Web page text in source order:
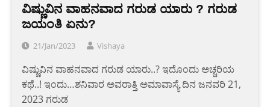
ವಿಷ್ಣುವಿನ ವಾಹನವಾದ ಗರುಡ ಯಾರು ? ಗರುಡ
ಜಯಂತಿ ಏನು?
21/Jan/2023 Vishaya
ವಿಷ್ಣುವಿನ ವಾಹನವಾದ ಗರುಡ ಯಾರು..? ಇದೊಂದು ಅಚ್ಚರಿಯ
ಕಥೆ..! ಇಂದು…ಶನಿವಾರ ಅವರಾತ್ತಿ ಅಮಾವಾಸ್ಯೆ ದಿನ ಜನವರಿ 21,
2023 ಗರುಡ